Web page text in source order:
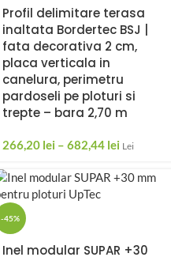
Profil delimitare terasa
inaltata Bordertec BSJ |
fata decorativa 2 cm,
placa verticala in
canelura, perimetru
pardoseli pe ploturi si
trepte – bara 2,70 m
266,20 lei – 682,44 lei Lei
-45%
Inel modular SUPAR +30